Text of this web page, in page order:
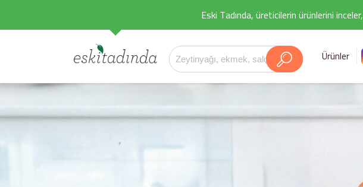
Eski Tadında, üreticilerin ürünlerini inceler,
Ürünler